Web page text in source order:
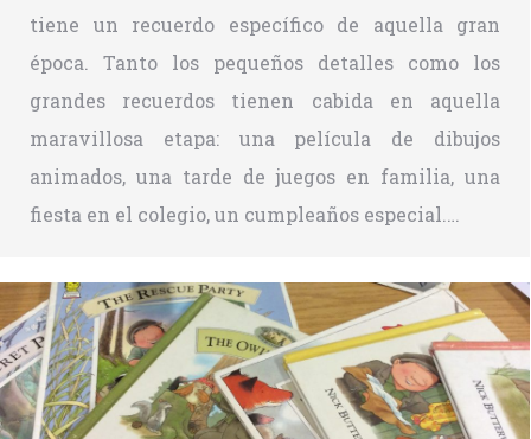
tiene un recuerdo específico de aquella gran
época. Tanto los pequeños detalles como los
grandes recuerdos tienen cabida en aquella
maravillosa etapa: una película de dibujos
animados, una tarde de juegos en familia, una
fiesta en el colegio, un cumpleaños especial.…